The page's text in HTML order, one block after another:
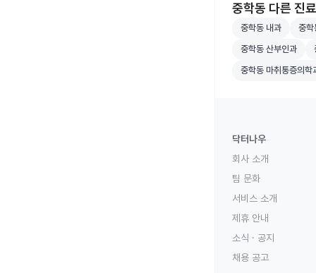
중학동 다른 진
중학동 내과 병원
중학동 내과 중
중학
중학동 산부인과
중학동 산부인과
중학동 마취통증
중학동 마취통증의학
닥터나우
회사 소개
팀 문화
서비스 소개
제휴 안내
소식 · 공지
채용 공고